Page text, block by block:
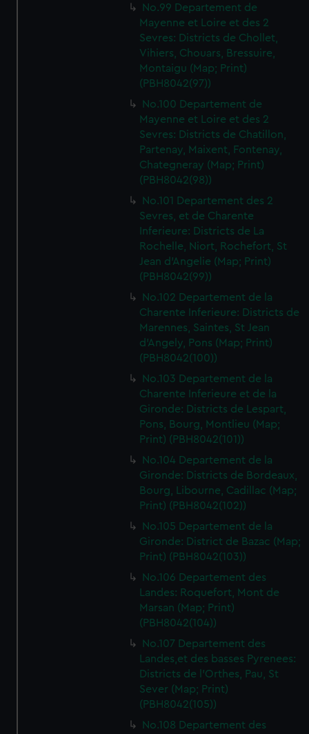
No.99 Departement de
Mayenne et Loire et des 2
Sevres: Districts de Chollet,
Vihiers, Chouars, Bressuire,
Montaigu (Map; Print)
(PBH8042(97))
No.100 Departement de
Mayenne et Loire et des 2
Sevres: Districts de Chatillon,
Partenay, Maixent, Fontenay,
Chategneray (Map; Print)
(PBH8042(98))
No.101 Departement des 2
Sevres, et de Charente
Inferieure: Districts de La
Rochelle, Niort, Rochefort, St
Jean d'Angelie (Map; Print)
(PBH8042(99))
No.102 Departement de la
Charente Inferieure: Districts de
Marennes, Saintes, St Jean
d'Angely, Pons (Map; Print)
(PBH8042(100))
No.103 Departement de la
Charente Inferieure et de la
Gironde: Districts de Lespart,
Pons, Bourg, Montlieu (Map;
Print) (PBH8042(101))
No.104 Departement de la
Gironde: Districts de Bordeaux,
Bourg, Libourne, Cadillac (Map;
Print) (PBH8042(102))
No.105 Departement de la
Gironde: District de Bazac (Map;
Print) (PBH8042(103))
No.106 Departement des
Landes: Roquefort, Mont de
Marsan (Map; Print)
(PBH8042(104))
No.107 Departement des
Landes,et des basses Pyrenees:
Districts de l'Orthes, Pau, St
Sever (Map; Print)
(PBH8042(105))
No.108 Departement des